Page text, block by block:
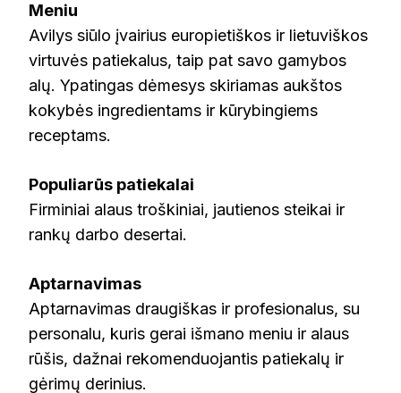
Meniu
Avilys siūlo įvairius europietiškos ir lietuviškos
virtuvės patiekalus, taip pat savo gamybos
alų. Ypatingas dėmesys skiriamas aukštos
kokybės ingredientams ir kūrybingiems
receptams.
Populiarūs patiekalai
Firminiai alaus troškiniai, jautienos steikai ir
rankų darbo desertai.
Aptarnavimas
Aptarnavimas draugiškas ir profesionalus, su
personalu, kuris gerai išmano meniu ir alaus
rūšis, dažnai rekomenduojantis patiekalų ir
gėrimų derinius.